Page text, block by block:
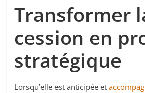
Transformer
cession en
stratégique
Lorsqu’elle est anticipée et